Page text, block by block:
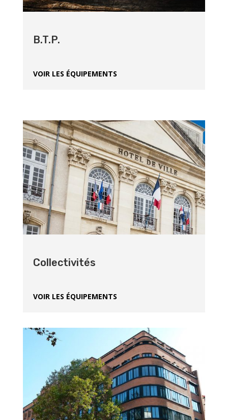
B.T.P.
VOIR LES ÉQUIPEMENTS
Collectivités
VOIR LES ÉQUIPEMENTS